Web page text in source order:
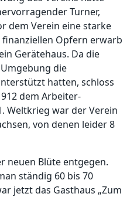
Turner,
dem Verein eine starke
Opfern erwarb
Gerätehaus. Da die
die
hatten, schloss
dem Arbeiter-
Weltkrieg war der Verein
von denen leider 8
neuen Blüte entgegen.
ständig 60 bis 70
jetzt das Gasthaus „Zum